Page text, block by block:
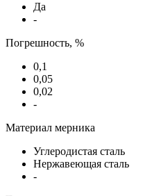
Да
-
Погрешность, %
0,1
0,05
0,02
-
Материал мерника
Углеродистая сталь
Нержавеющая сталь
-